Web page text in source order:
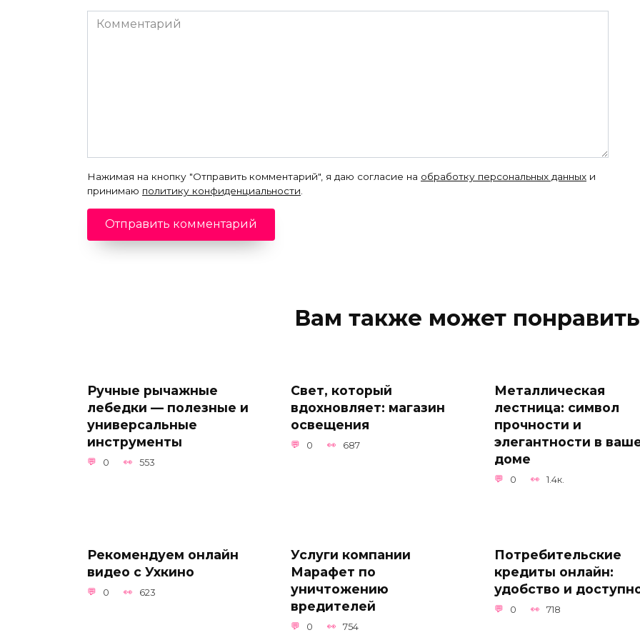
Комментарий
Нажимая на кнопку "Отправить комментарий", я даю согласие на обработку персональных данных и
принимаю политику конфиденциальности
Вам также может
Ручные рычажные
лебедки — полезные и
универсальные
инструменты
0 553
Свет, который
вдохновляет: магазин
освещения
0 687
Металлическая
лестница: символ
прочности и
элегантности в
доме
0 1.4к.
Рекомендуем онлайн
видео с Ухкино
0 623
Услуги компании
Марафет по
уничтожению
вредителей
0 754
Потребительские
кредиты онлайн:
удобство и
0 718